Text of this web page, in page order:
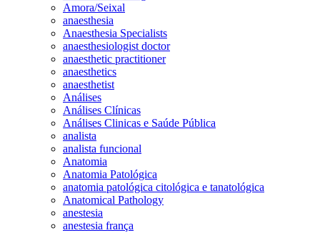
Amora/Seixal
anaesthesia
Anaesthesia Specialists
anaesthesiologist doctor
anaesthetic practitioner
anaesthetics
anaesthetist
Análises
Análises Clínicas
Análises Clinicas e Saúde Pública
analista
analista funcional
Anatomia
Anatomia Patológica
anatomia patológica citológica e tanatológica
Anatomical Pathology
anestesia
anestesia frança